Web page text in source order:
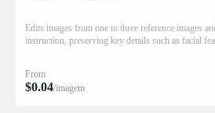
Edits images from one to three reference images
instruction, preserving key details such as facial
From
$0.04/imagem